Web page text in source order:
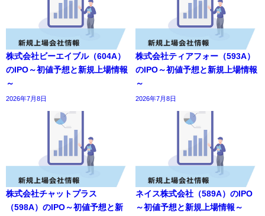
株式会社ビーエイブル（604A）
のIPO～初値予想と新規上場情報
～
2026年7月8日
株式会社ティアフォー（593A）
のIPO～初値予想と新規上場情報
～
2026年7月8日
株式会社チャットプラス
（598A）のIPO～初値予想と新
ネイス株式会社（589A）のIPO
～初値予想と新規上場情報～